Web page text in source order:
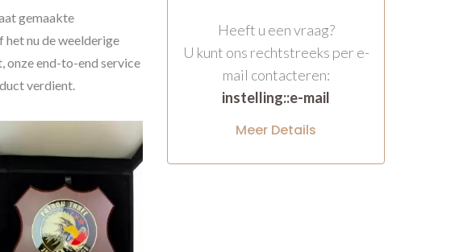
gemaakte
het nu de weelderige
onze end-to-end service
verdient.
Heeft u een vraag?
U kunt ons rechtstreeks per e-
mail contacteren:
instelling::e-mail
Meer Details